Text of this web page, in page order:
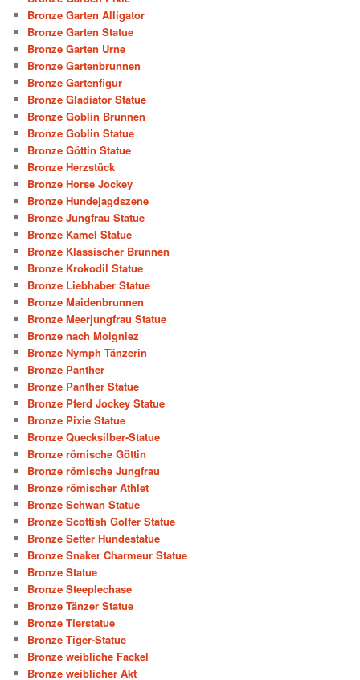
Bronze Garten Alligator
Bronze Garten Statue
Bronze Garten Urne
Bronze Gartenbrunnen
Bronze Gartenfigur
Bronze Gladiator Statue
Bronze Goblin Brunnen
Bronze Goblin Statue
Bronze Göttin Statue
Bronze Herzstück
Bronze Horse Jockey
Bronze Hundejagdszene
Bronze Jungfrau Statue
Bronze Kamel Statue
Bronze Klassischer Brunnen
Bronze Krokodil Statue
Bronze Liebhaber Statue
Bronze Maidenbrunnen
Bronze Meerjungfrau Statue
Bronze nach Moigniez
Bronze Nymph Tänzerin
Bronze Panther
Bronze Panther Statue
Bronze Pferd Jockey Statue
Bronze Pixie Statue
Bronze Quecksilber-Statue
Bronze römische Göttin
Bronze römische Jungfrau
Bronze römischer Athlet
Bronze Schwan Statue
Bronze Scottish Golfer Statue
Bronze Setter Hundestatue
Bronze Snaker Charmeur Statue
Bronze Statue
Bronze Steeplechase
Bronze Tänzer Statue
Bronze Tierstatue
Bronze Tiger-Statue
Bronze weibliche Fackel
Bronze weiblicher Akt